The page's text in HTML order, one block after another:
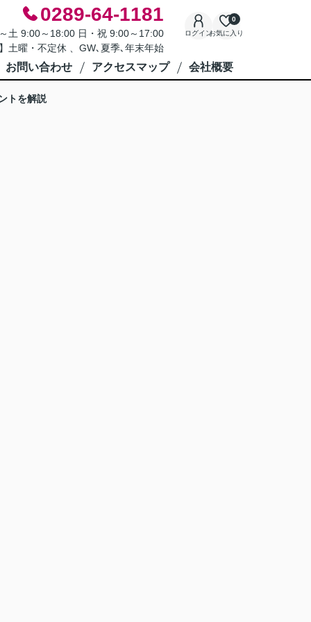
0289-64-1181
土 9:00～18:00 日・祝 9:00～17:00
土曜・不定休 、GW､夏季､年末年始
ログインお気に入り
0
お問い合わせ アクセスマップ 会社概要
トを解説